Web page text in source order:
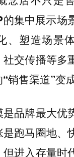
集中展示场
、塑造场景
交传播等多
销售渠道”变
品牌最大优
跑马圈地、
进入存量时